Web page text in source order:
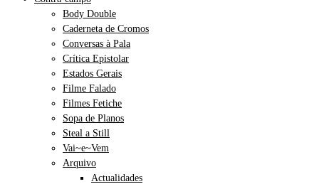
Body Double
Caderneta de Cromos
Conversas à Pala
Crítica Epistolar
Estados Gerais
Filme Falado
Filmes Fetiche
Sopa de Planos
Steal a Still
Vai~e~Vem
Arquivo
Actualidades